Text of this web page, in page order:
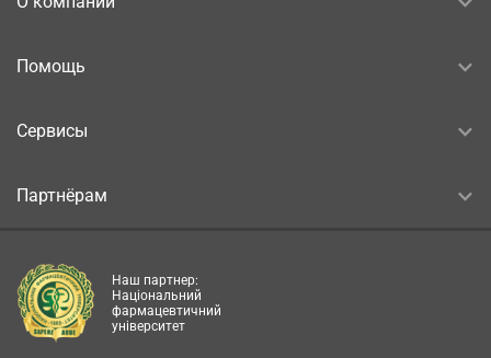
Помощь
Сервисы
Партнёрам
Наш партнер:
Національний
фармацевтичний
університет